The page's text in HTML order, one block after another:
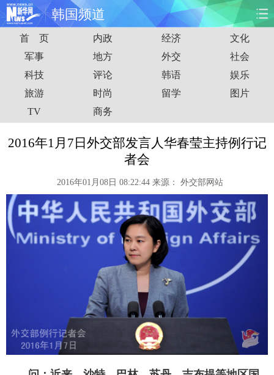
韩国频道
首页 时政 国际 财经
娱乐 体育 人事 教育
时尚 思客
港澳 台湾 华人 汽车
图片 视频 彩票 食品
旅游 健康 信息化 数据
军事 无人机
摄影 新华广播
新华电视中文 新华电视英文 返回PC
首 页 内政 经济
文化
军事
地方 外交
社会
科技
评论 韩语
娱乐
旅游
时尚 留学
图片
TV
商务
2016年1月7日外交部发言人华春莹主持例行记
者会
2016年01月08日 08:22:44 来源： 外交部网站